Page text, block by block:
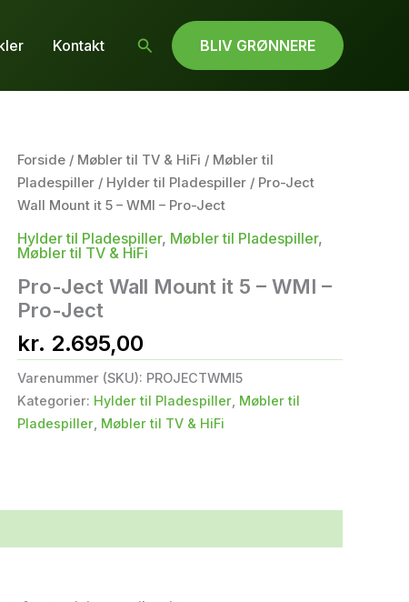
Kontakt Søg BLIV GRØNNERE
Forside/ Møbler til TV & HiFi / Møbler til
Pladespiller/ Hylder til Pladespiller/ Pro-Ject
Wall Mount it 5 – WMI – Pro-Ject
Hylder til Pladespiller, Møbler til Pladespiller,
Møbler til TV & HiFi
Pro-Ject Wall Mount it 5 – WMI –
Pro-Ject
kr. 2.695,00
Varenummer (SKU): PROJECTWMI5
Kategorier: Hylder til Pladespiller, Møbler til
Pladespiller, Møbler til TV & HiFi